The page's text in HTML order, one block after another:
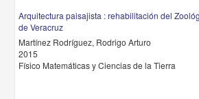
Arquitectura paisajista : rehabilitación del
de Veracruz
Martínez Rodríguez, Rodrigo Arturo
2015
Físico Matemáticas y Ciencias de la Tierra